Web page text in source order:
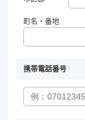
町名・番地
携帯電話番号